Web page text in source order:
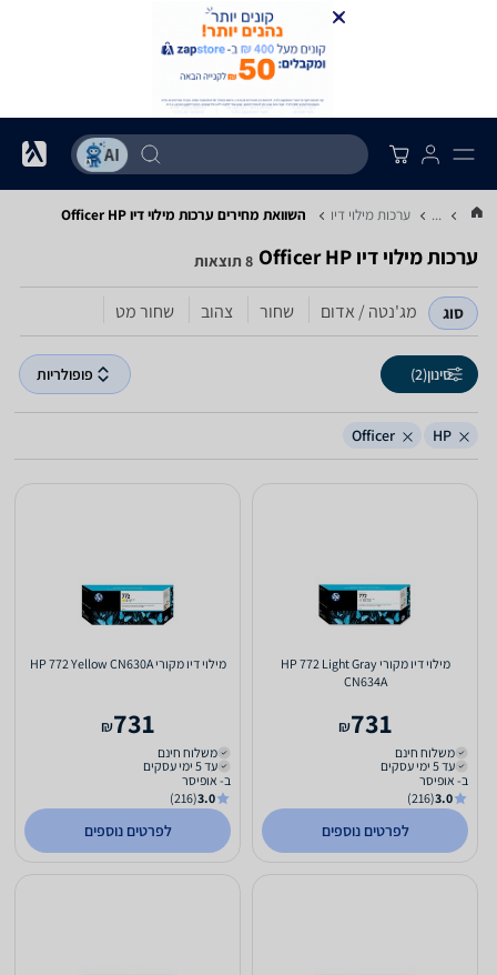
... ערכות מילוי דיו השוואת מחירים ערכות מילוי דיו ‏HP ‏Officer
ערכות מילוי דיו ‏HP ‏Officer 8 תוצאות
סוג מג'נטה / אדום שחור צהוב שחור מט
סינון(2) פופולריות
HP
Officer
מילוי דיו מקורי HP 772 Light Gray
CN634A
731
₪
משלוח חינם
עד 5 ימי עסקים
ב- אופיסר
3.0
(216)
לפרטים נוספים
מילוי דיו מקורי HP 772 Yellow CN630A
731
₪
משלוח חינם
עד 5 ימי עסקים
ב- אופיסר
3.0
(216)
לפרטים נוספים